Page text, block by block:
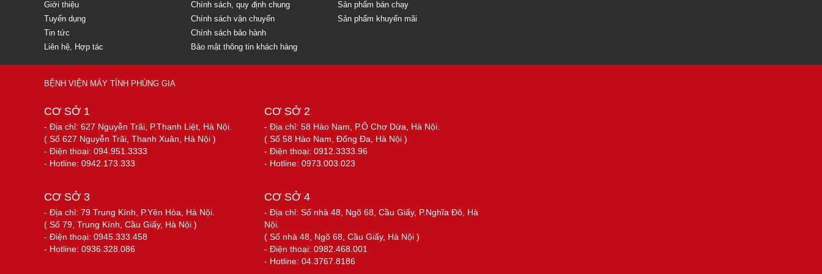
Giới thiệu
Tuyển dụng
Tin tức
Liên hệ, Hợp tác
Chính sách, quy định chung
Chính sách vận chuyển
Chính sách bảo hành
Bảo mật thông tin khách hàng
Sản phẩm bán chạy
Sản phẩm khuyến mãi
BỆNH VIỆN MÁY TÍNH PHÙNG GIA
CƠ SỞ 1
- Địa chỉ: 627 Nguyễn Trãi, P.Thanh Liệt, Hà Nội.
( Số 627 Nguyễn Trãi, Thanh Xuân, Hà Nội )
- Điện thoại: 094.951.3333
- Hotline: 0942.173.333
CƠ SỞ 2
- Địa chỉ: 58 Hào Nam, P.Ô Chợ Dừa, Hà Nội.
( Số 58 Hào Nam, Đống Đa, Hà Nội )
- Điện thoại: 0912.3333.96
- Hotline: 0973.003.023
CƠ SỞ 3
- Địa chỉ: 79 Trung Kính, P.Yên Hòa, Hà Nội.
( Số 79, Trung Kính, Cầu Giấy, Hà Nội )
- Điện thoại: 0945.333.458
- Hotline: 0936.328.086
CƠ SỞ 4
- Địa chỉ: Số nhà 48, Ngõ 68, Cầu Giấy, P.Nghĩa Đô, Hà
Nội.
( Số nhà 48, Ngõ 68, Cầu Giấy, Hà Nội )
- Điện thoại: 0982.468.001
- Hotline: 04.3767.8186